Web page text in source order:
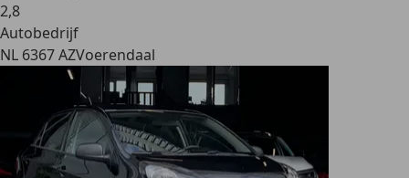
2,8
Autobedrijf
NL 6367 AZVoerendaal